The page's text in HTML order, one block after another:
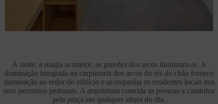
À noite, a magia acontece, as paredes dos arcos iluminam-se. A
iluminação integrada na carpintaria dos arcos do rés do chão fornece
iluminação ao redor do edifício e acompanha os residentes locais nos
seus percursos pedonais. A arquitetura convida as pessoas a caminhar
pela praça em qualquer altura do dia.